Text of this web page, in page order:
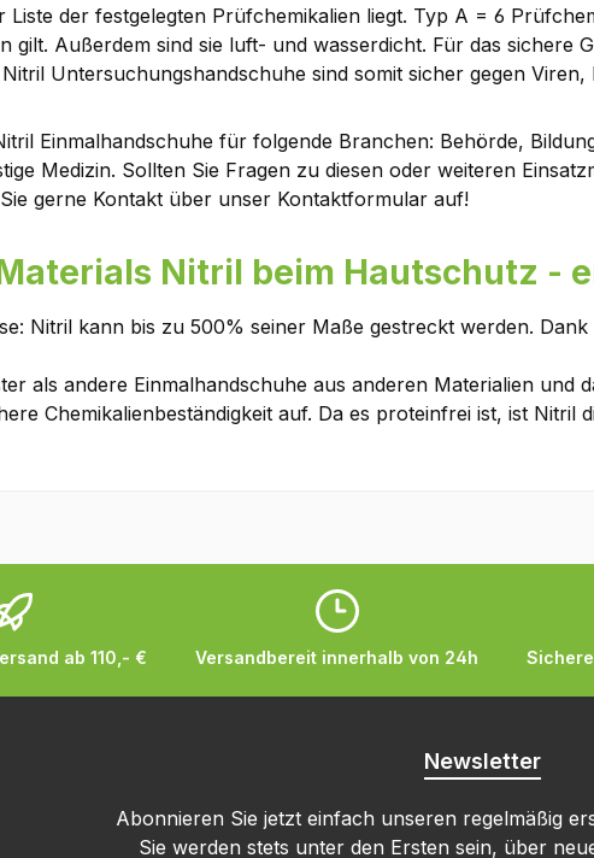
Liste der festgelegten Prüfchemikalien liegt. Typ A = 6
gilt. Außerdem sind sie luft- und wasserdicht. Für das
Untersuchungshandschuhe sind somit sicher gegen Viren,
Einmalhandschuhe für folgende Branchen: Behörde,
Medizin. Sollten Sie Fragen zu diesen oder weiteren
gerne Kontakt über unser Kontaktformular auf!
Nitril beim Hautschutz -
Nitril kann bis zu 500% seiner Maße gestreckt werden.
als andere Einmalhandschuhe aus anderen Materialien und
Chemikalienbeständigkeit auf. Da es proteinfrei ist, ist
ab 110,- € Versandbereit innerhalb von 24h
Newsletter
Abonnieren Sie jetzt einfach unseren regelmäßig
Sie werden stets unter den Ersten sein, über